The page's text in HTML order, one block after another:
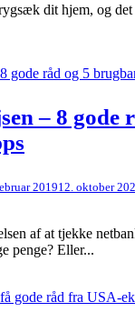
dit hjem, og
– 8 gode
201912. oktober
af at tjekke
penge? Eller...